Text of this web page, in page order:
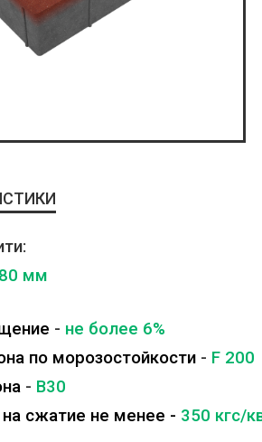
мм
- не более 6%
по морозостойкости - F 200
- B30
сжатие не менее - 350 кгс/